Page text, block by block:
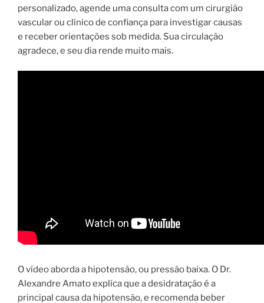
personalizado, agende uma consulta com um cirurgião
vascular ou clínico de confiança para investigar causas
e receber orientações sob medida. Sua circulação
agradece, e seu dia rende muito mais.
O vídeo aborda a hipotensão, ou pressão baixa. O Dr.
Alexandre Amato explica que a desidratação é a
principal causa da hipotensão, e recomenda beber